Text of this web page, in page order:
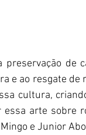
de
e ao resgate de
cultura,
essa arte sobre
e Junior